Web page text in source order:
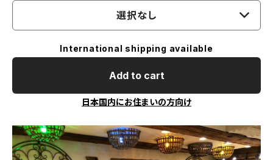
選択なし
International shipping available
Add to cart
日本国内にお住まいの方向け